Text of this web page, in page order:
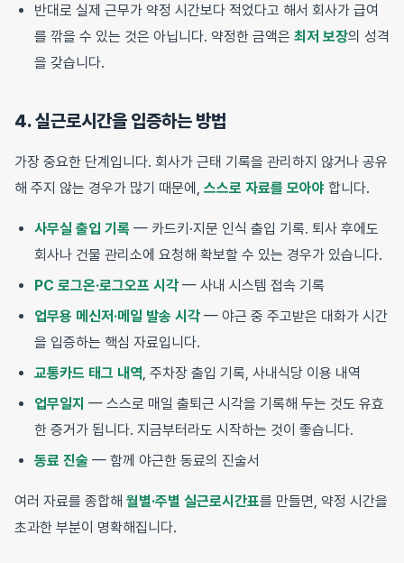
반대로 실제 근무가 약정 시간보다 적었다고 해서 회사가 급여
를 깎을 수 있는 것은 아닙니다. 약정한 금액은 최저 보장의 성격
을 갖습니다.
4. 실근로시간을 입증하는 방법
가장 중요한 단계입니다. 회사가 근태 기록을 관리하지 않거나 공유
해 주지 않는 경우가 많기 때문에, 스스로 자료를 모아야 합니다.
사무실 출입 기록 — 카드키·지문 인식 출입 기록. 퇴사 후에도
회사나 건물 관리소에 요청해 확보할 수 있는 경우가 있습니다.
PC 로그온·로그오프 시각 — 사내 시스템 접속 기록
업무용 메신저·메일 발송 시각 — 야근 중 주고받은 대화가 시간
을 입증하는 핵심 자료입니다.
교통카드 태그 내역, 주차장 출입 기록, 사내식당 이용 내역
업무일지 — 스스로 매일 출퇴근 시각을 기록해 두는 것도 유효
한 증거가 됩니다. 지금부터라도 시작하는 것이 좋습니다.
동료 진술 — 함께 야근한 동료의 진술서
여러 자료를 종합해 월별·주별 실근로시간표를 만들면, 약정 시간을
초과한 부분이 명확해집니다.